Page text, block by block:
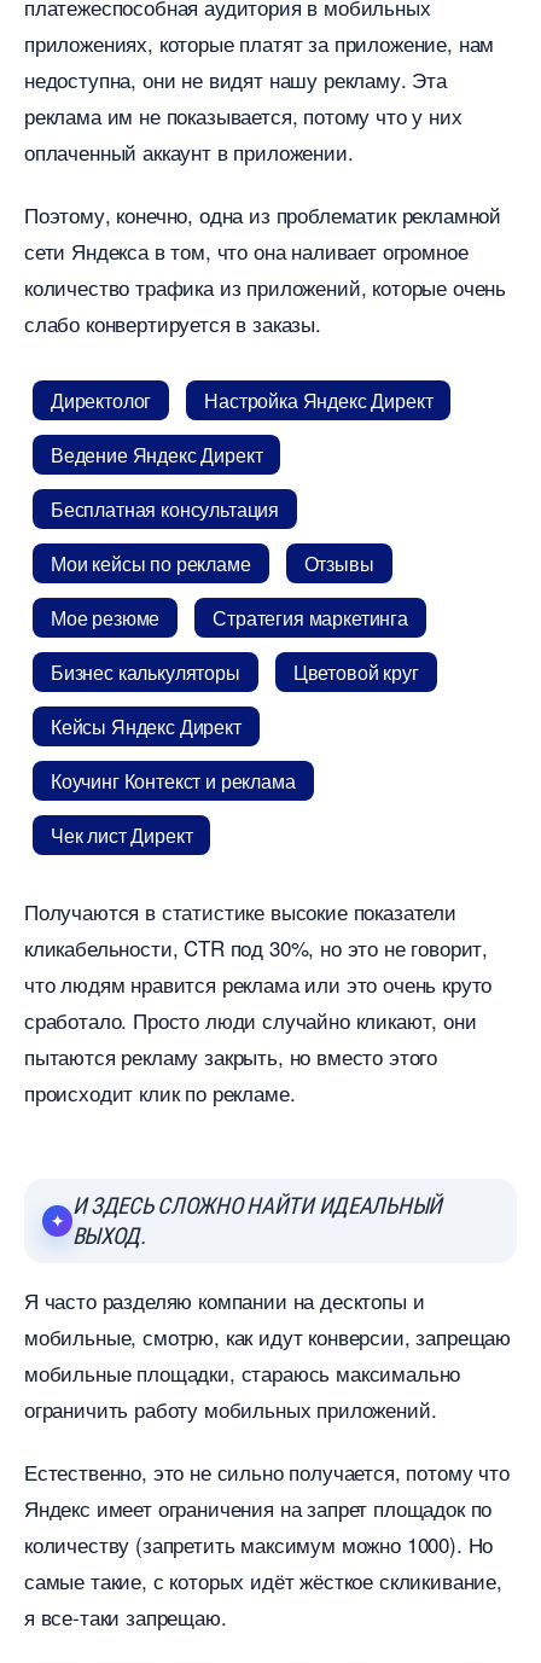
платежеспособная аудитория в мобильных
приложениях, которые платят за приложение, нам
недоступна, они не видят нашу рекламу. Эта
реклама им не показывается, потому что у них
оплаченный аккаунт в приложении.
Поэтому, конечно, одна из проблематик рекламной
сети Яндекса в том, что она наливает огромное
количество трафика из приложений, которые очень
слабо конвертируется в заказы.
Директоло
Настройка Яндекс Директ
едение Яндекс Директ
Бесплатная консультация
Мои кейсы по рекламе
Отзывы
Мое резюме
Стратегия маркетинга
Бизнес калькуляторы
Цветовой кру
Кейсы Яндекс Директ
Коучинг Контекст и реклама
Чек лист Директ
Получаются в статистике высокие показатели
кликабельности, CTR под 30%, но это не говорит,
что людям нравится реклама или это очень круто
сработало. Просто люди случайно кликают, они
пытаются рекламу закрыть, но вместо этого
происходит клик по рекламе.
И ЗДЕСЬ СЛОЖНО НАЙТИ ИДЕАЛЬНЫЙ
ЫХОД.
Я часто разделяю компании на десктопы и
мобильные, смотрю, как идут конверсии, запрещаю
мобильные площадки, стараюсь максимально
ограничить работу мобильных приложений.
Естественно, это не сильно получается, потому что
Яндекс имеет ограничения на запрет площадок по
количеству (запретить максимум можно 1000). Но
самые такие, с которых идёт жёсткое скликивание,
я все-таки запрещаю.